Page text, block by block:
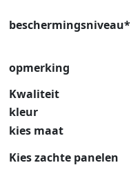
beschermingsniveau*
opmerking
Kwaliteit
kleur
kies maat
Kies zachte panelen